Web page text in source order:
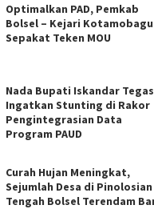
Optimalkan PAD, Pemkab
Bolsel – Kejari Kotamobagu
Sepakat Teken MOU
Nada Bupati Iskandar Tegas
Ingatkan Stunting di Rakor
Pengintegrasian Data
Program PAUD
Curah Hujan Meningkat,
Sejumlah Desa di Pinolosian
Tengah Bolsel Terendam